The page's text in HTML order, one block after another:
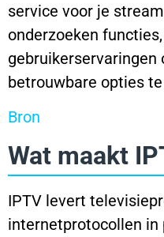
service voor je
onderzoeken
gebruikerservaringen
betrouwbare opties
Bron
Wat maakt
IPTV levert
internetprotocollen in